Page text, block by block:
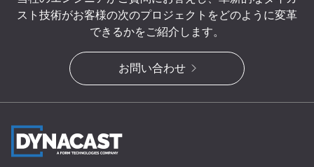
スト技術がお客様の次のプロジェクトをどのように変革
できるかをご紹介します。
お問い合わせ